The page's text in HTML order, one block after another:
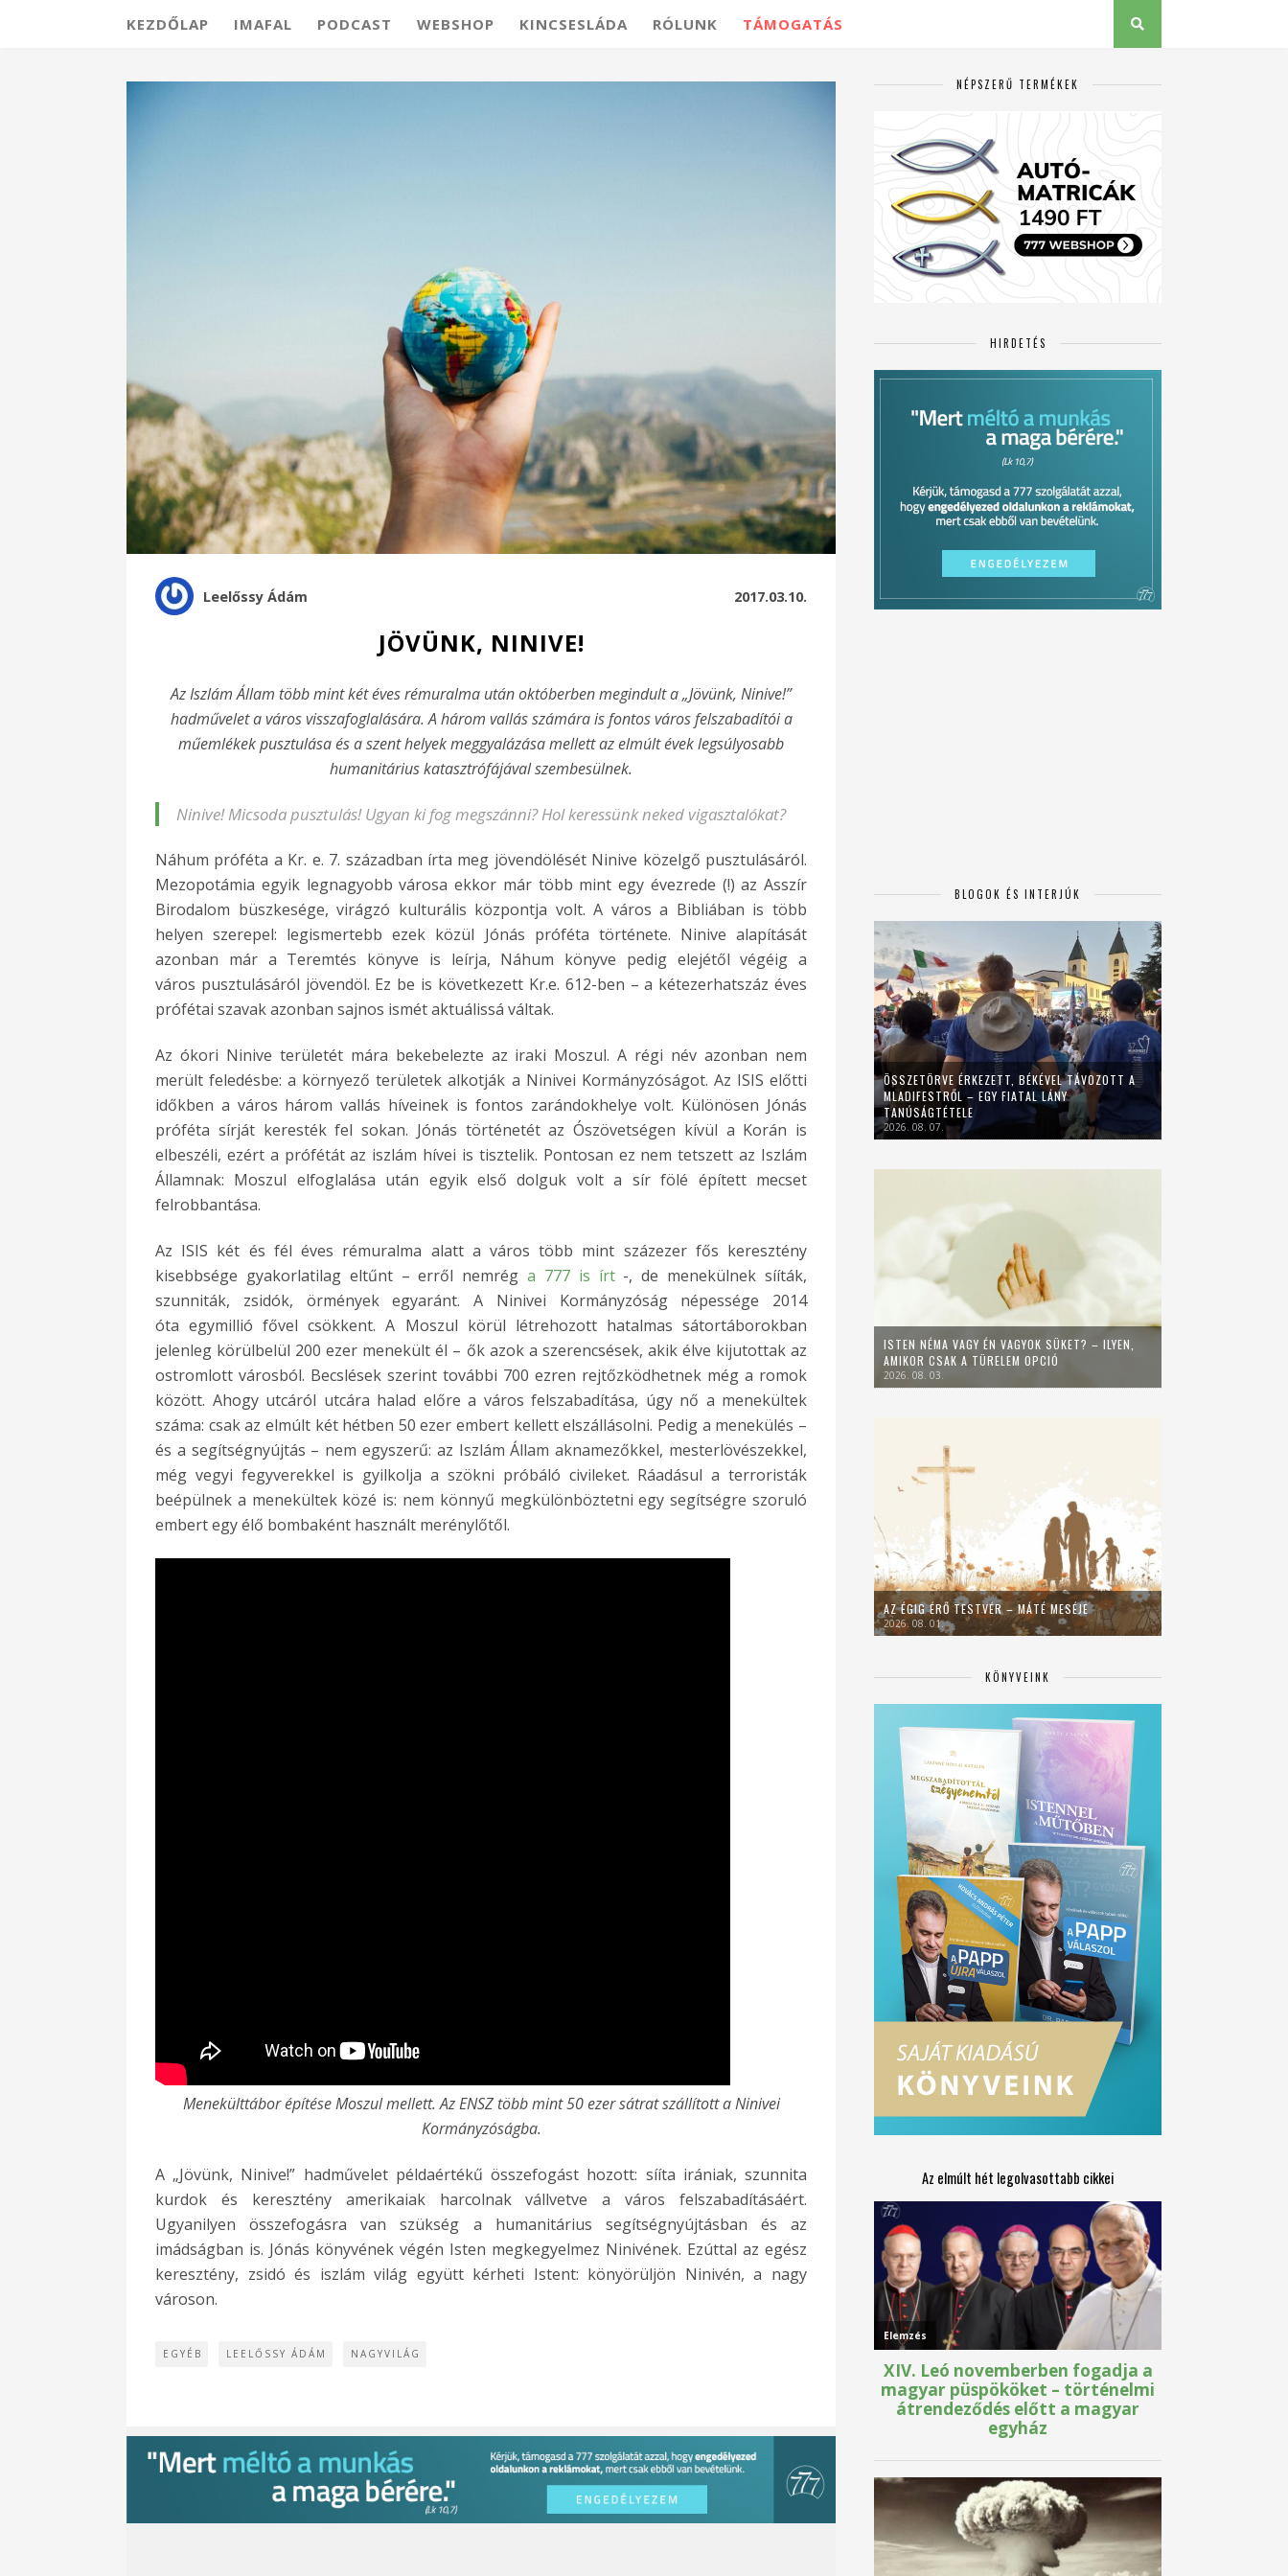
KEZDŐLAP IMAFAL PODCAST WEBSHOP KINCSESLÁDA RÓLUNK TÁMOGATÁS
Leelőssy Ádám 2017.03.10.
JÖVÜNK, NINIVE!
Az Iszlám Állam több mint két éves rémuralma után októberben megindult a „Jövünk, Ninive!”
hadművelet a város visszafoglalására. A három vallás számára is fontos város felszabadítói a
műemlékek pusztulása és a szent helyek meggyalázása mellett az elmúlt évek legsúlyosabb
humanitárius katasztrófájával szembesülnek.
Ninive! Micsoda pusztulás! Ugyan ki fog megszánni? Hol keressünk neked vigasztalókat?
Náhum próféta a Kr. e. 7. században írta meg jövendölését Ninive közelgő pusztulásáról.
Mezopotámia egyik legnagyobb városa ekkor már több mint egy évezrede (!) az Asszír
Birodalom büszkesége, virágzó kulturális központja volt. A város a Bibliában is több
helyen szerepel: legismertebb ezek közül Jónás próféta története. Ninive alapítását
azonban már a Teremtés könyve is leírja, Náhum könyve pedig elejétől végéig a
város pusztulásáról jövendöl. Ez be is következett Kr.e. 612-ben – a kétezerhatszáz éves
prófétai szavak azonban sajnos ismét aktuálissá váltak.
Az ókori Ninive területét mára bekebelezte az iraki Moszul. A régi név azonban nem
merült feledésbe: a környező területek alkotják a Ninivei Kormányzóságot. Az ISIS előtti
időkben a város három vallás híveinek is fontos zarándokhelye volt. Különösen Jónás
próféta sírját keresték fel sokan. Jónás történetét az Ószövetségen kívül a Korán is
elbeszéli, ezért a prófétát az iszlám hívei is tisztelik. Pontosan ez nem tetszett az Iszlám
Államnak: Moszul elfoglalása után egyik első dolguk volt a sír fölé épített mecset
felrobbantása.
Az ISIS két és fél éves rémuralma alatt a város több mint százezer fős keresztény
kisebbsége gyakorlatilag eltűnt – erről nemréga 777 is írt-, de menekülnek sííták,
szunniták, zsidók, örmények egyaránt. A Ninivei Kormányzóság népessége 2014
óta egymillió fővel csökkent. A Moszul körül létrehozott hatalmas sátortáborokban
jelenleg körülbelül 200 ezer menekült él – ők azok a szerencsések, akik élve kijutottak az
ostromlott városból. Becslések szerint további 700 ezren rejtőzködhetnek még a romok
között. Ahogy utcáról utcára halad előre a város felszabadítása, úgy nő a menekültek
száma: csak az elmúlt két hétben 50 ezer embert kellett elszállásolni. Pedig a menekülés –
és a segítségnyújtás – nem egyszerű: az Iszlám Állam aknamezőkkel, mesterlövészekkel,
még vegyi fegyverekkel is gyilkolja a szökni próbáló civileket. Ráadásul a terroristák
beépülnek a menekültek közé is: nem könnyű megkülönböztetni egy segítségre szoruló
embert egy élő bombaként használt merénylőtől.
Menekülttábor építése Moszul mellett. Az ENSZ több mint 50 ezer sátrat szállított a Ninivei
Kormányzóságba.
A „Jövünk, Ninive!” hadművelet példaértékű összefogást hozott: sííta irániak, szunnita
kurdok és keresztény amerikaiak harcolnak vállvetve a város felszabadításáért.
Ugyanilyen összefogásra van szükség a humanitárius segítségnyújtásban és az
imádságban is. Jónás könyvének végén Isten megkegyelmez Ninivének. Ezúttal az egész
keresztény, zsidó és iszlám világ együtt kérheti Istent: könyörüljön Ninivén, a nagy
városon.
EGYÉB LEELŐSSY ÁDÁM NAGYVILÁG
NÉPSZERŰ TERMÉKEK
HIRDETÉS
BLOGOK ÉS INTERJÚK
ÖSSZETÖRVE ÉRKEZETT, BÉKÉVEL TÁVOZOTT A
MLADIFESTRŐL – EGY FIATAL LÁNY
TANÚSÁGTÉTELE
2026. 08. 07.
ISTEN NÉMA VAGY ÉN VAGYOK SÜKET? – ILYEN,
AMIKOR CSAK A TÜRELEM OPCIÓ
2026. 08. 03.
AZ ÉGIG ÉRŐ TESTVÉR – MÁTÉ MESÉJE
2026. 08. 01.
KÖNYVEINK
Az elmúlt hét legolvasottabb cikkei